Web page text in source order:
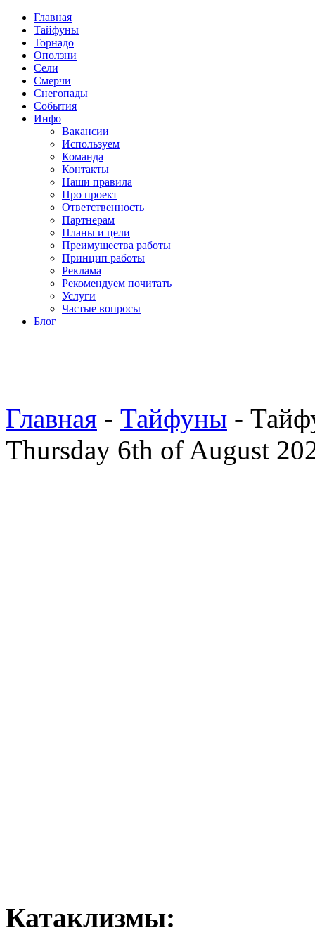
Главная
Тайфуны
Торнадо
Оползни
Сели
Смерчи
Снегопады
События
Инфо
Вакансии
Используем
Команда
Контакты
Наши правила
Про проект
Ответственность
Партнерам
Планы и цели
Преимущества работы
Принцип работы
Реклама
Рекомендуем почитать
Услуги
Частые вопросы
Блог
Главная - Тайфуны -
Thursday 6th of August
Катаклизмы: